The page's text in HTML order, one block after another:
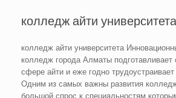
колледж айти университета
колледж айти университета
колледж города Алматы подготавливает
сфере айти и еже годно
Одним из самых важны развития
большой спрос к специaльностям